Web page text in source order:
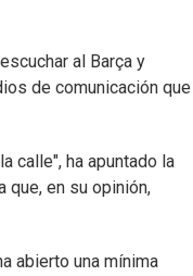
al Barça y
de comunicación que
calle", ha apuntado la
que, en su opinión,
abierto una mínima